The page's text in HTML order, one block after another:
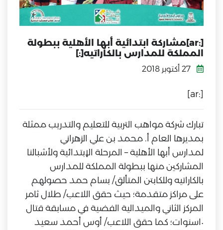
[:ar]مشاركة ابتدائية أبها الأهلية ببطولة
المملكة للمدارس بالكاراتيه[:]
[:ar]
تبارك شركة مواهب التربية للتعليم والتدريب ممثلة
بمديرها العام أ. محمد بن علي الزهراني
لمدارس أبها الأهلية – المرحلة الإبتدائية ولأشبالنا
المشاركين منها ببطولة المملكة للمدارس
بالكاراتيه وللكابتن المتألق/ بسام حمد حصولهم
على مراكز متقدمة؛ حيث حقق اللاعب/ طلال ثامر
المركز الثاني والميدالية الفضية في مسابقة قتال
١٠سنوات؛ كما حقق اللاعب/ أوس أحمد سعيد